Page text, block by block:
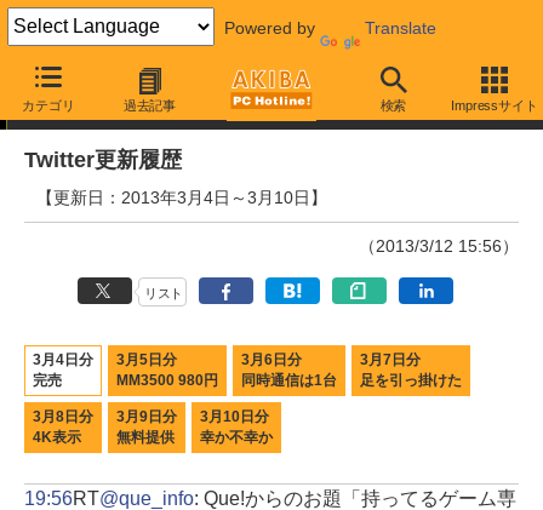
Powered by Translate
カテゴリ 過去記事 検索 Impressサイト
Twitter更新履歴
Twitter更新履歴
【更新日：2013年3月4日～3月10日】
（2013/3/12 15:56）
リスト
3月4日分
完売
3月5日分
MM3500 980円
3月6日分
同時通信は1台
3月7日分
足を引っ掛けた
3月8日分
4K表示
3月9日分
無料提供
3月10日分
幸か不幸か
19:56RT@que_info: Que!からのお題「持ってるゲーム専